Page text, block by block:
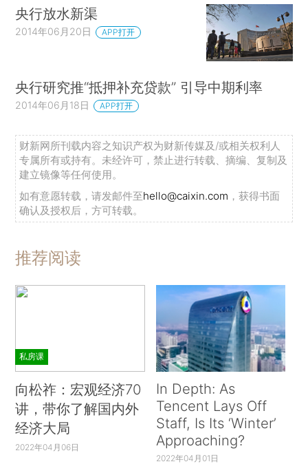
央行放水新渠
2014年06月20日 APP打开
央行研究推“抵押补充贷款” 引导中期利率
2014年06月18日 APP打开
财新网所刊载内容之知识产权为财新传媒及/或相关权利人
专属所有或持有。未经许可，禁止进行转载、摘编、复制及
建立镜像等任何使用。
如有意愿转载，请发邮件至hello@caixin.com ，获得书面
确认及授权后，方可转载。
推荐阅读
私房课
向松祚：宏观经济70
讲，带你了解国内外
经济大局
2022年04月06日
In Depth: As
Tencent Lays Off
Staff, Is Its ‘Winter’
Approaching?
2022年04月01日